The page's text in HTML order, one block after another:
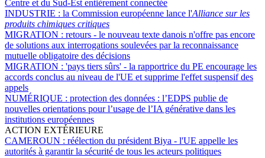
Centre et du Sud-Est entièrement connectée
INDUSTRIE : la Commission européenne lance l'Alliance sur les
produits chimiques critiques
MIGRATION : retours - le nouveau texte danois n'offre pas encore
de solutions aux interrogations soulevées par la reconnaissance
mutuelle obligatoire des décisions
MIGRATION : 'pays tiers sûrs' - la rapportrice du PE encourage les
accords conclus au niveau de l'UE et supprime l'effet suspensif des
appels
NUMÉRIQUE : protection des données : l’EDPS publie de
nouvelles orientations pour l’usage de l’IA générative dans les
institutions européennes
ACTION EXTÉRIEURE
CAMEROUN : réélection du président Biya - l'UE appelle les
autorités à garantir la sécurité de tous les acteurs politiques